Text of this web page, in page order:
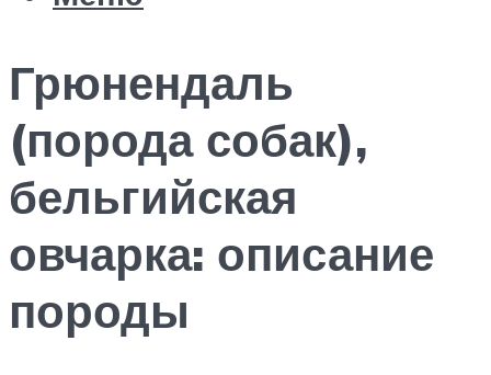
Грюнендаль
(порода собак),
бельгийская
овчарка: описание
породы